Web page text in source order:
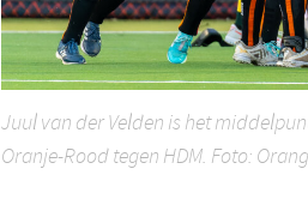
Juul van der Velden is het
Oranje-Rood tegen HDM. Foto: